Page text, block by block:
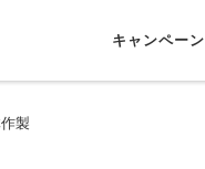
キャンペーン
製